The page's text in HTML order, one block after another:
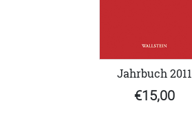
Jahrbuch 2011
€15,00